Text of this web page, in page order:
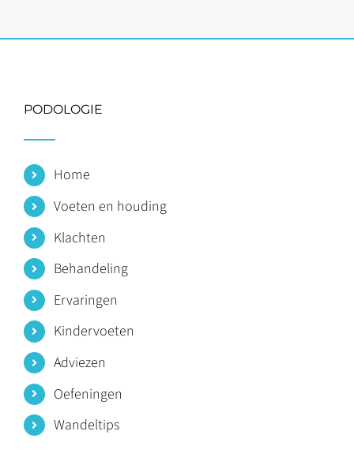
PODOLOGIE
Home
Voeten en houding
Klachten
Behandeling
Ervaringen
Kindervoeten
Adviezen
Oefeningen
Wandeltips